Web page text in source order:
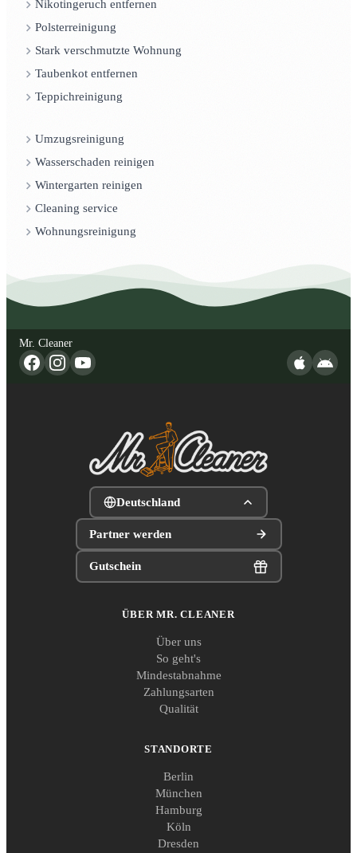
Nikotingeruch entfernen
Polsterreinigung
Stark verschmutzte Wohnung
Taubenkot entfernen
Teppichreinigung
Umzugsreinigung
Wasserschaden reinigen
Wintergarten reinigen
Cleaning service
Wohnungsreinigung
Mr. Cleaner
Deutschland
Partner werden
Gutschein
ÜBER MR. CLEANER
Über uns
So geht's
Mindestabnahme
Zahlungsarten
Qualität
STANDORTE
Berlin
München
Hamburg
Köln
Dresden